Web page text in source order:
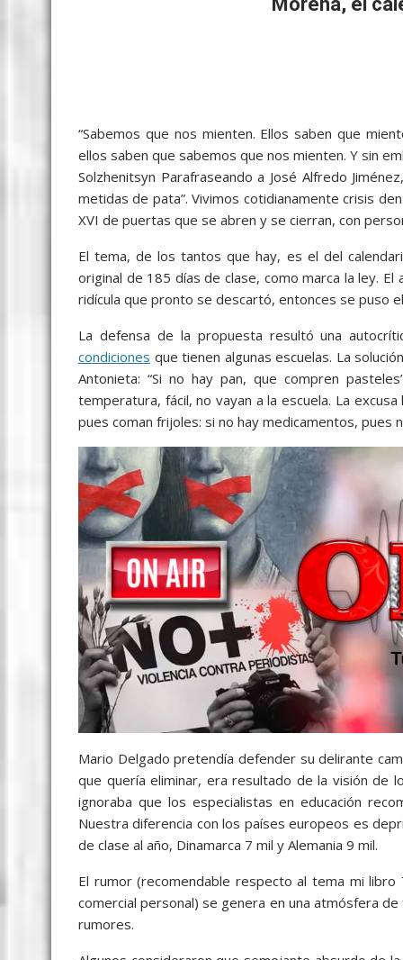
“Sabemos que nos mienten. Ellos saben que
ellos saben que sabemos que nos mienten. Y sin
Solzhenitsyn Parafraseando a José Alfredo
metidas de pata”. Vivimos cotidianamente crisis
XVI de puertas que se abren y se cierran, con
El tema, de los tantos que hay, es el del
original de 185 días de clase, como marca la ley.
ridícula que pronto se descartó, entonces se puso
La defensa de la propuesta resultó una
condiciones que tienen algunas escuelas. La
Antonieta: “Si no hay pan, que compren
temperatura, fácil, no vayan a la escuela. La
pues coman frijoles: si no hay medicamentos, pues
Mario Delgado pretendía defender su delirante
que quería eliminar, era resultado de la visión de
ignoraba que los especialistas en educación
Nuestra diferencia con los países europeos es
de clase al año, Dinamarca 7 mil y Alemania 9 mil.
El rumor (recomendable respecto al tema mi
comercial personal) se genera en una atmósfera
rumores.